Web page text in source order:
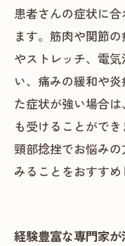
患者さんの症状に
ます。筋肉や関節
やストレッチ、電
い、痛みの緩和や
た症状が強い場合
も受けることがで
頸部捻挫でお悩み
みることをおすすめ
経験豊富な専門家が